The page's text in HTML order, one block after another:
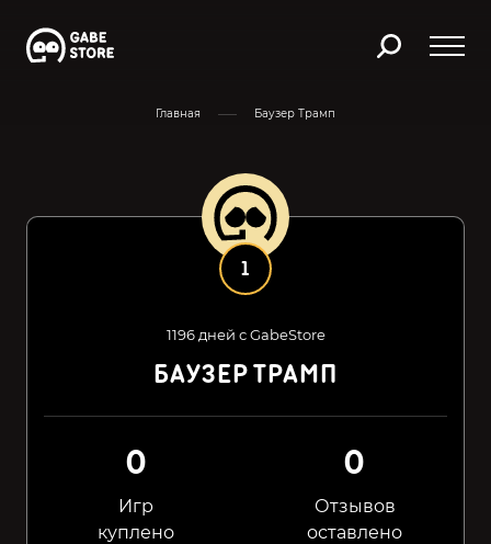
Главная Баузер Трамп
1
1196 дней с GabeStore
БАУЗЕР ТРАМП
0
Игр
куплено
0
Отзывов
оставлено